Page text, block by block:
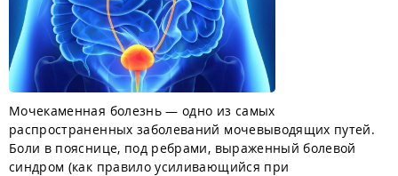
Мочекаменная болезнь — одно из самых
распространенных заболеваний мочевыводящих путей.
Боли в пояснице, под ребрами, выраженный болевой
синдром (как правило усиливающийся при